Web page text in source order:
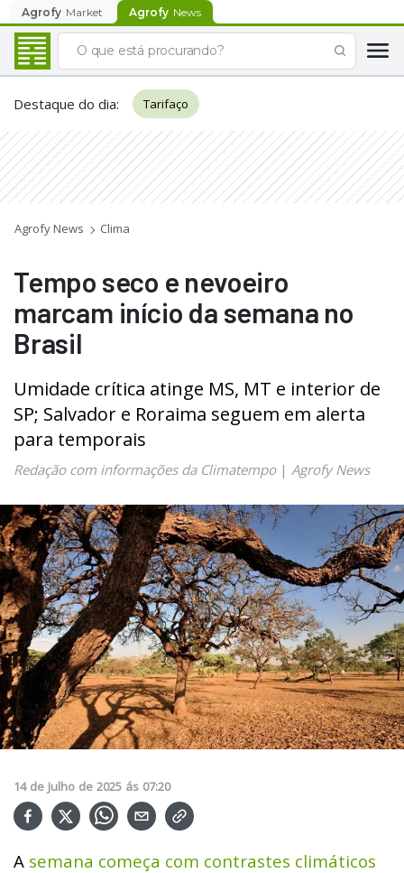
Agrofy Market Agrofy News
Destaque do dia: Tarifaço
Agrofy News Clima
Tempo seco e nevoeiro
marcam início da semana no
Brasil
Umidade crítica atinge MS, MT e interior de
SP; Salvador e Roraima seguem em alerta
para temporais
Redação com informações da Climatempo| Agrofy News
14 de Julho de 2025 ás 07:20
A semana começa com contrastes climáticos